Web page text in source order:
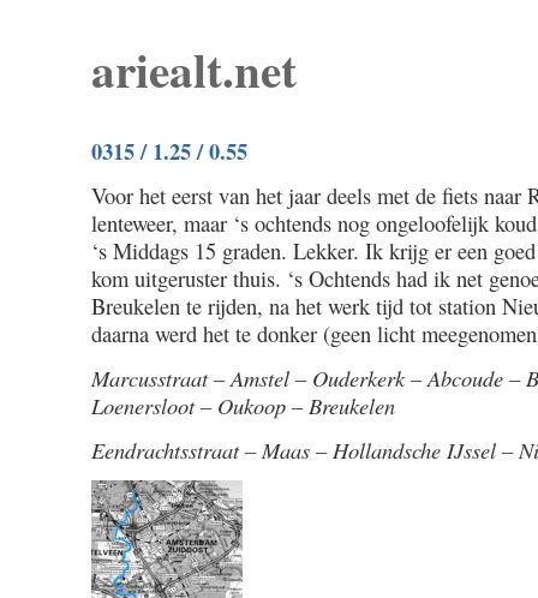
ariealt.net
0315 / 1.25 / 0.55
Voor het eerst van het jaar deels met de fiets naar
lenteweer, maar ‘s ochtends nog ongeloofelijk
‘s Middags 15 graden. Lekker. Ik krijg er een
kom uitgeruster thuis. ‘s Ochtends had ik net
Breukelen te rijden, na het werk tijd tot station
daarna werd het te donker (geen licht
Marcusstraat – Amstel – Ouderkerk – Abcoude –
Loenersloot – Oukoop – Breukelen
Eendrachtsstraat – Maas – Hollandsche IJssel –